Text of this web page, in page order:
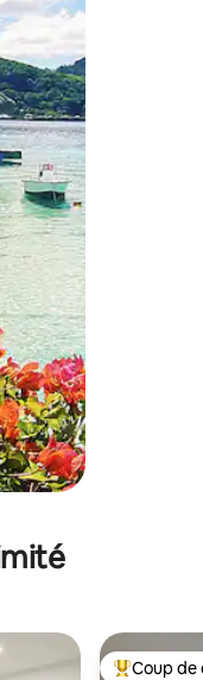
glisser.
Coup